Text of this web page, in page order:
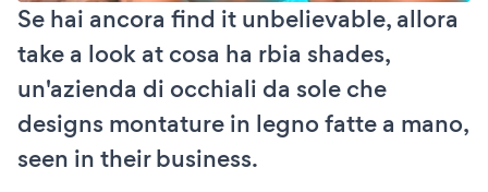
Se hai ancora find it unbelievable, allora
take a look at cosa ha rbia shades,
un'azienda di occhiali da sole che
designs montature in legno fatte a mano,
seen in their business.